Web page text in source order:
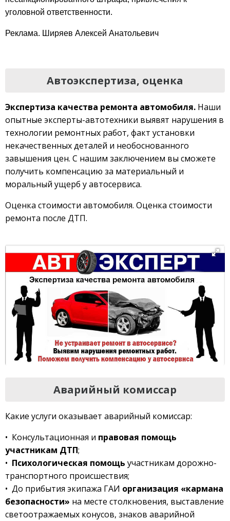
уголовной ответственности.
Реклама. Ширяев Алексей Анатольевич
Автоэкспертиза, оценка
Экспертиза качества ремонта автомобиля. Наши
опытные эксперты-автотехники выявят нарушения в
технологии ремонтных работ, факт установки
некачественных деталей и необоснованного
завышения цен. С нашим заключением вы сможете
получить компенсацию за материальный и
моральный ущерб у автосервиса.
Оценка стоимости автомобиля. Оценка стоимости
ремонта после ДТП.
Аварийный комиссар
Какие услуги оказывает аварийный комиссар:
• Консультационная и правовая помощь
участникам ДТП;
• Психологическая помощь участникам дорожно-
транспортного происшествия;
• До прибытия экипажа ГАИ организация «кармана
безопасности» на месте столкновения, выставление
светоотражаемых конусов, знаков аварийной